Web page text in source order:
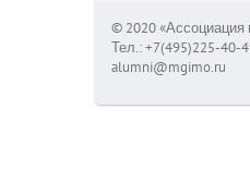
© 2020
Тел.: +7(495)225-40-
alumni@mgimo.ru